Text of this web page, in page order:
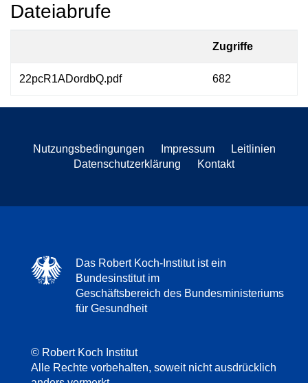
Dateiabrufe
Zugriffe
22pcR1ADordbQ.pdf 682
Nutzungsbedingungen Impressum
Leitlinien
Datenschutzerklärung
Kontakt
Das Robert Koch-Institut ist ein
Bundesinstitut im
Geschäftsbereich des Bundesministeriums
für Gesundheit
© Robert Koch Institut
Alle Rechte vorbehalten, soweit nicht ausdrücklich